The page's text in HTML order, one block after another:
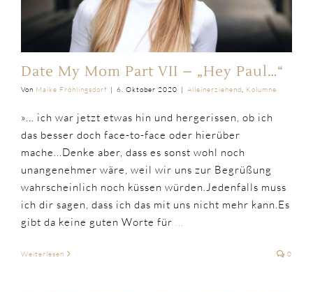
Date My Mom Part VII – „Hey Paul…“
Von Maike Fröhlingsdorf | 6. Oktober 2020 | Alleinerziehend, Kolumne
»... ich war jetzt etwas hin und hergerissen, ob ich
das besser doch face-to-face oder hierüber
mache...Denke aber, dass es sonst wohl noch
unangenehmer wäre, weil wir uns zur Begrüßung
wahrscheinlich noch küssen würden.Jedenfalls muss
ich dir sagen, dass ich das mit uns nicht mehr kann.Es
gibt da keine guten Worte für ...
Weiterlesen 0